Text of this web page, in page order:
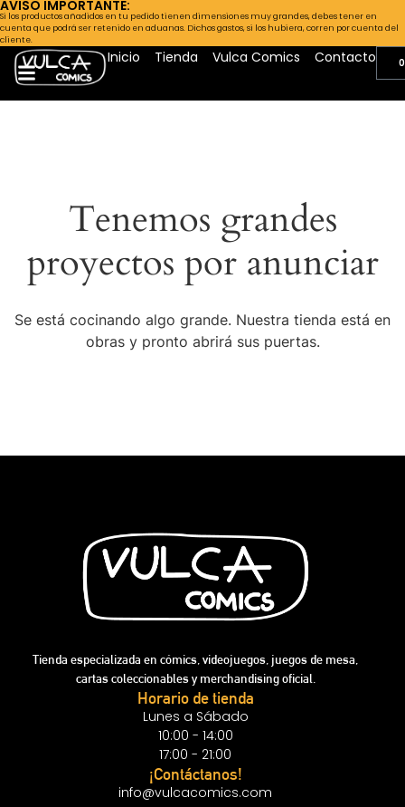
AVISO IMPORTANTE:
Si los productos añadidos en tu pedido tienen dimensiones muy grandes, debes tener en
cuenta que podrá ser retenido en aduanas. Dichos gastos, si los hubiera, corren por cuenta del
cliente.
Inicio Tienda Vulca Comics Contacto
Tenemos grandes
proyectos por anunciar
Se está cocinando algo grande. Nuestra tienda está en
obras y pronto abrirá sus puertas.
Tienda especializada en cómics, videojuegos, juegos de mesa,
cartas coleccionables y merchandising oficial.
Horario de tienda
Lunes a Sábado
10:00 - 14:00
17:00 - 21:00
¡Contáctanos!
info@vulcacomics.com